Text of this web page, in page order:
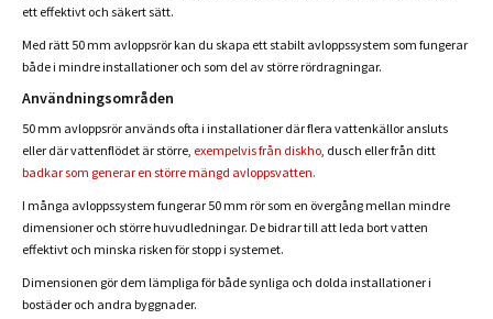
ett effektivt och säkert sätt.
Med rätt 50 mm avloppsrör kan du skapa ett stabilt avloppssystem som fungerar
både i mindre installationer och som del av större rördragningar.
Användningsområden
50 mm avloppsrör används ofta i installationer där flera vattenkällor ansluts
eller där vattenflödet är större, exempelvis från diskho , dusch eller från ditt
badkar som generar en större mängd avloppsvatten.
I många avloppssystem fungerar 50 mm rör som en övergång mellan mindre
dimensioner och större huvudledningar. De bidrar till att leda bort vatten
effektivt och minska risken för stopp i systemet.
Dimensionen gör dem lämpliga för både synliga och dolda installationer i
bostäder och andra byggnader.